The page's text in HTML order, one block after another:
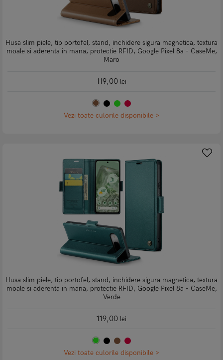
Husa slim piele, tip portofel, stand, inchidere sigura magnetica, textura
moale si aderenta in mana, protectie RFID, Google Pixel 8a - CaseMe,
Maro
119,00 lei
Vezi toate culorile disponibile >
Husa slim piele, tip portofel, stand, inchidere sigura magnetica, textura
moale si aderenta in mana, protectie RFID, Google Pixel 8a - CaseMe,
Verde
119,00 lei
Vezi toate culorile disponibile >